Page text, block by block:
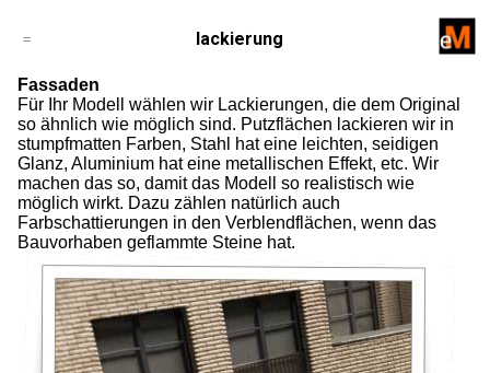
= lackierung
leistungen
Fassaden
Für Ihr Modell wählen wir Lackierungen, die dem Original
so ähnlich wie möglich sind. Putzflächen lackieren wir in
stumpfmatten Farben, Stahl hat eine leichten, seidigen
Glanz, Aluminium hat eine metallischen Effekt, etc. Wir
machen das so, damit das Modell so realistisch wie
möglich wirkt. Dazu zählen natürlich auch
Farbschattierungen in den Verblendflächen, wenn das
Bauvorhaben geflammte Steine hat.